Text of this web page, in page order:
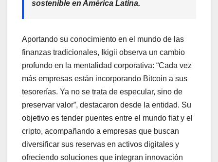
sostenible en América Latina.
Aportando su conocimiento en el mundo de las
finanzas tradicionales, Ikigii observa un cambio
profundo en la mentalidad corporativa: “Cada vez
más empresas están incorporando Bitcoin a sus
tesorerías. Ya no se trata de especular, sino de
preservar valor”, destacaron desde la entidad. Su
objetivo es tender puentes entre el mundo fiat y el
cripto, acompañando a empresas que buscan
diversificar sus reservas en activos digitales y
ofreciendo soluciones que integran innovación